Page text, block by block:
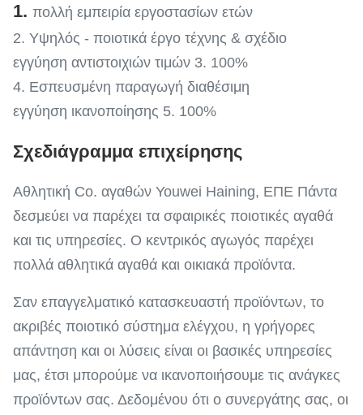
1. πολλή εμπειρία εργοστασίων ετών
2. Υψηλός - ποιοτικά έργο τέχνης & σχέδιο
εγγύηση αντιστοιχιών τιμών 3. 100%
4. Εσπευσμένη παραγωγή διαθέσιμη
εγγύηση ικανοποίησης 5. 100%
Σχεδιάγραμμα επιχείρησης
Αθλητική Co. αγαθών Youwei Haining, ΕΠΕ Πάντα
δεσμεύει να παρέχει τα σφαιρικές ποιοτικές αγαθά
και τις υπηρεσίες. Ο κεντρικός αγωγός παρέχει
πολλά αθλητικά αγαθά και οικιακά προϊόντα.
Σαν επαγγελματικό κατασκευαστή προϊόντων, το
ακριβές ποιοτικό σύστημα ελέγχου, η γρήγορες
απάντηση και οι λύσεις είναι οι βασικές υπηρεσίες
μας, έτσι μπορούμε να ικανοποιήσουμε τις ανάγκες
προϊόντων σας. Δεδομένου ότι ο συνεργάτης σας, οι